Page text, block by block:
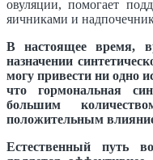
овуляции, помогает
яичниками и
В настоящее время,
назначении
могу привести ни одно
что гормональная
большим
положительным
Естественный путь